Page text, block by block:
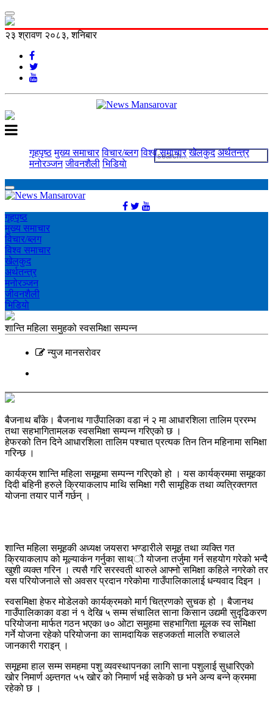
२३ श्रावण २०८३, शनिबार
गृहपृष्ठ मुख्य समाचार विचार/ब्लग विश्व समाचार खेलकुद अर्थतन्त्र
मनोरञ्‍जन जीवनशैली भिडियाे
गृहपृष्ठ
मुख्य समाचार
विचार/ब्लग
विश्व समाचार
खेलकुद
अर्थतन्त्र
मनोरञ्‍जन
जीवनशैली
भिडियाे
शान्ति महिला समुहको स्वसमिक्षा सम्पन्न
न्युज मानसराेवर
बैजनाथ बाँके। बैजनाथ गाउँपालिका वडा नं २ मा आधारशिला तालिम प्ररम्भ
तथा सहभागितामलक स्वसमिक्षा सम्पन्न गरिएको छ ।
हेफरको तिन दिने आधारशिला तालिम पश्चात प्रत्यक तिन तिन महिनामा समिक्षा
गरिन्छ ।
कार्यक्रम शान्ति महिला समूहमा सम्पन्न गरिएको हो । यस कार्यक्रममा समूहका
दिदी बहिनी हरुले क्रियाकलाप माथि समिक्षा गरीे सामूहिक तथा व्यत्रिक्तगत
योजना तयार पार्ने गर्छन् ।
शान्ति महिला समूहकी अध्यक्ष जयसरा भण्डारीले समूह तथा व्यक्ति गत
क्रियाकलाप को मूल्याकंन गर्नुका साथ्ौ योजना तर्जुमा गर्न सहयोग गरेको भन्दै
खुशी व्यक्त गरिन । त्यसै गरि सरस्वती थारुले आफ्नो समिक्षा कहिले नगरेको तर
यस परियोजनाले सो अवसर प्रदान गरेकोमा गाउँपालिकालाई धन्यवाद दिइन ।
स्वसमिक्षा हेफर मोडेलको कार्यक्रमको मार्ग चित्रणको सुचक हो । बैजानथ
गाउँपालिकाका वडा नं १ देखि ५ सम्म संचालित साना किसान उद्यमी सुदृढिकरण
परियोजना मार्फत गठन भएका ७० ओटा समुहमा सहभागिता मूलक स्व समिक्षा
गर्ने योजना रहेको परियोजना का सामदायिक सहजकर्ता मालति रुचालले
जानकारी गराइन् ।
समूहमा हाल सम्म समहमा पशु व्यवस्थापनका लागि साना पशुलाई सुधारिएको
खोर निमार्ण अन्र्तगत ५५ खोर को निमार्ण भई सकेको छ भने अन्य बन्ने क्रममा
रहेको छ ।